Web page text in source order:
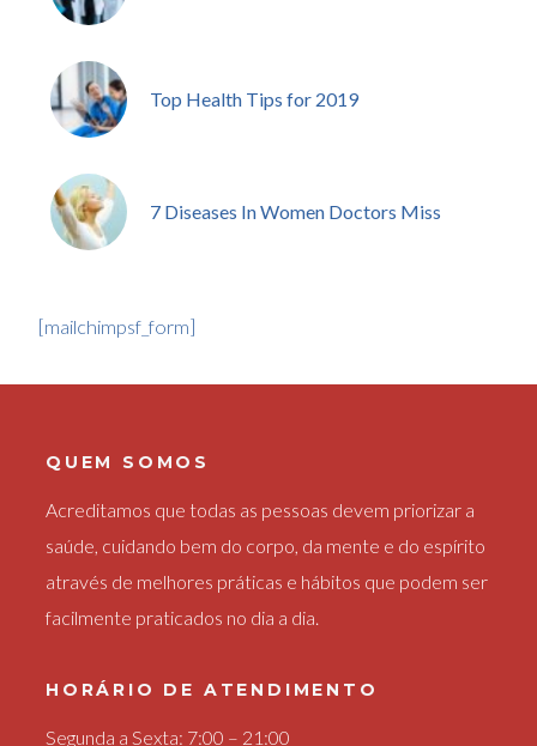
Top Health Tips for 2019
7 Diseases In Women Doctors Miss
[mailchimpsf_form]
QUEM SOMOS
Acreditamos que todas as pessoas devem priorizar a
saúde, cuidando bem do corpo, da mente e do espírito
através de melhores práticas e hábitos que podem ser
facilmente praticados no dia a dia.
HORÁRIO DE ATENDIMENTO
Segunda a Sexta: 7:00 – 21:00